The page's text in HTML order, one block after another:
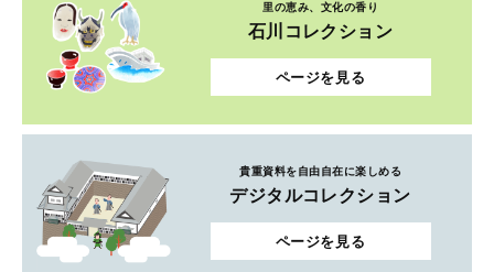
里の恵み、文化の香り
石川コレクション
ページを見る
貴重資料を自由自在に楽しめる
デジタルコレクション
ページを見る